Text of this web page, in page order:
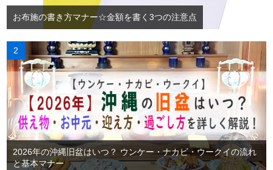
お布施の書き方マナー☆金額を書く3つの注意点
2026年の沖縄旧盆はいつ？ ウンケー・ナカビ・ウークイの流れ
と基本マナー